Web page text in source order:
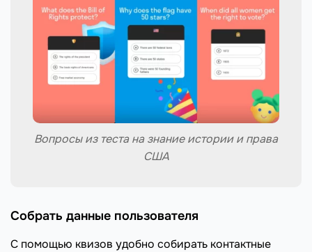
Вопросы из теста на знание истории и права
США
Собрать данные пользователя
С помощью квизов удобно собирать контактные